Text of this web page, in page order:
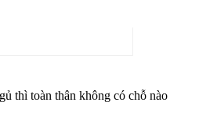
thì toàn thân không có chỗ nào